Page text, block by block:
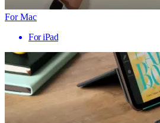
For Mac
For iPad